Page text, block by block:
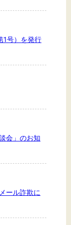
1号）を発行
会」のお知
ール詐欺に